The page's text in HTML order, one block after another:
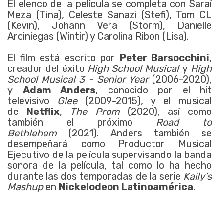
El elenco de la película se completa con Saraí
Meza (Tina), Celeste Sanazi (Stefi), Tom CL
(Kevin), Johann Vera (Storm), Danielle
Arciniegas (Wintir) y Carolina Ribon (Lisa).
El film está escrito por Peter Barsocchini,
creador del éxito High School Musicaly High
School Musical 3 - Senior Year(2006-2020),
y Adam Anders, conocido por el hit
televisivo Glee(2009-2015), y el musical
de Netflix, The Prom(2020), así como
también el próximo Road to
Bethlehem(2021). Anders también se
desempeñará como Productor Musical
Ejecutivo de la película supervisando la banda
sonora de la película, tal como lo ha hecho
durante las dos temporadas de la serie Kally’s
Mashupen Nickelodeon Latinoamérica.